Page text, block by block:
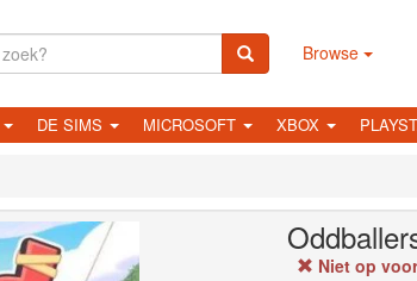
Browse
DE SIMS MICROSOFT XBOX
Niet op